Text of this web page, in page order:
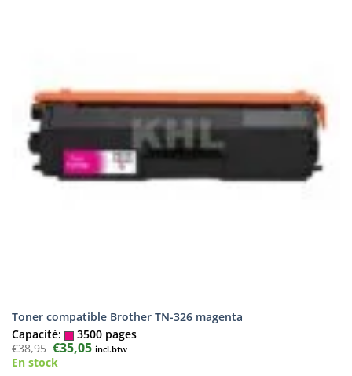
Toner compatible Brother TN-326 magenta
Capacité:
3500 pages
€38,95 Le
prix
initial
€35,05Le
prix
incl.btw
En stock